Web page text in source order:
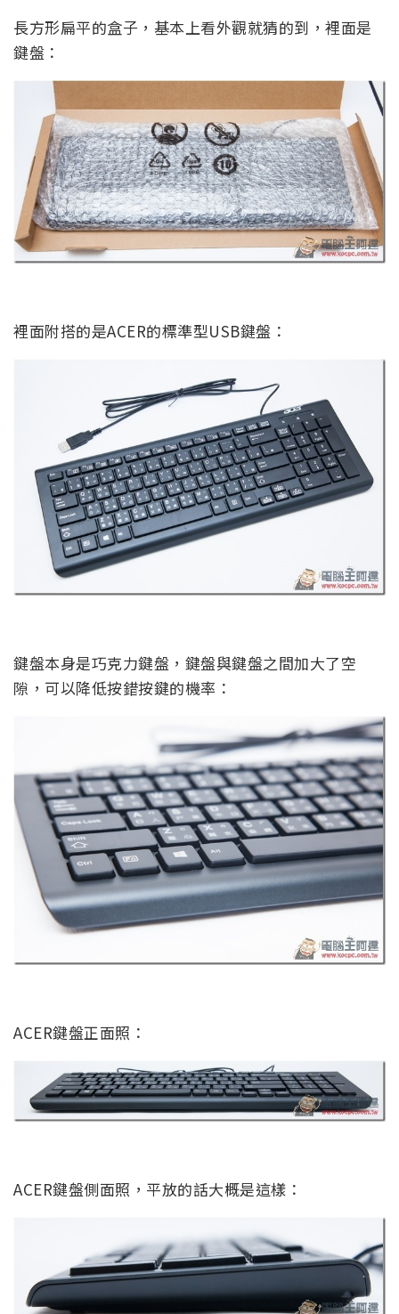
長方形扁平的盒子，基本上看外觀就猜的到，裡面是
鍵盤：
裡面附搭的是ACER的標準型USB鍵盤：
鍵盤本身是巧克力鍵盤，鍵盤與鍵盤之間加大了空
隙，可以降低按錯按鍵的機率：
ACER鍵盤正面照：
ACER鍵盤側面照，平放的話大概是這樣：